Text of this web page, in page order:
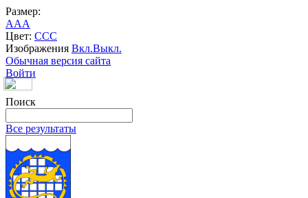
Размер:
AAA
Цвет: CCC
Изображения Вкл.Выкл.
Обычная версия сайта
Войти
Поиск
Все результаты